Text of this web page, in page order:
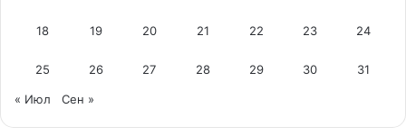
18 19 20 21 22 23 24
25 26 27 28 29 30 31
« Июл Сен »